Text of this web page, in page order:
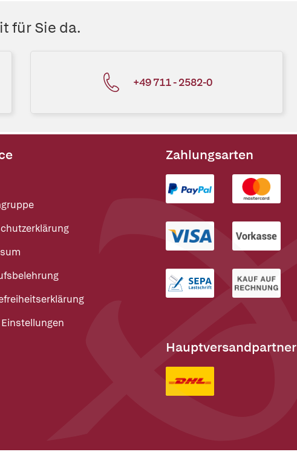
für Sie da.
+49 711 - 2582-0
Zahlungsarten
Hauptversandpartner